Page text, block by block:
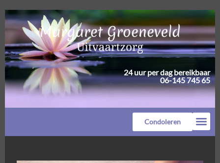
24 uur per dag bereikbaar
06-145 745 65
Condoleren